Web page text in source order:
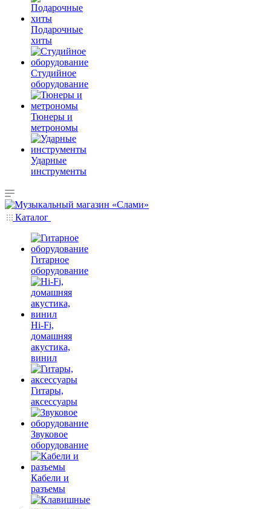
Подарочные
хиты
Студийное
оборудование
Тюнеры и
метрономы
Ударные
инструменты
Каталог
Гитарное
оборудование
Hi-Fi,
домашняя
акустика,
винил
Гитары,
аксессуары
Звуковое
оборудование
Кабели и
разъемы